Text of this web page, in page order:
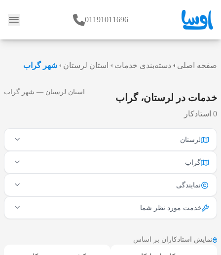
وبلاگ 01191011696
صفحه اصلی دسته‌بندی خدمات استان لرستان شهر گراب
خدمات در لرستان، گراب
0 استادکار
استان لرستان — شهر گراب
لرستان
گراب
نمایندگی
خدمت مورد نظر شما
نمایش استادکاران بر اساس